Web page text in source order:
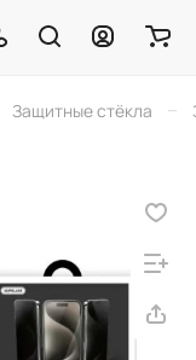
Защитные стёкла –